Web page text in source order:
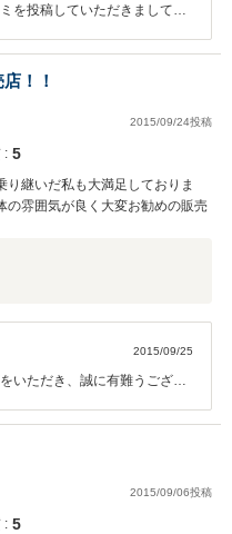
投稿していただきまして、
てきたよしよし★様にもご満足
した事を、嬉しく思います。
年に2回、無料の点検キャン
にご来店いただけましたら幸
。
！！
2015/09/24投稿
: 5
り継いだ私も大満足しておりま
の雰囲気が良く大変お勧めの販売
2015/09/25
ただき、誠に有難うござい
しくお願い致します。
2015/09/06投稿
: 5